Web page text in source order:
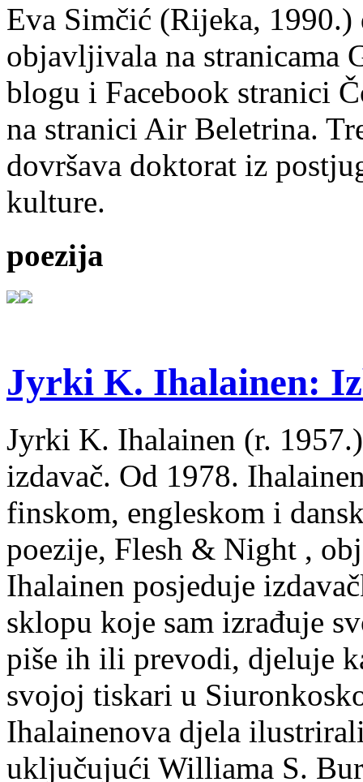
Eva Simčić (Rijeka, 1990.)
objavljivala na stranicama
blogu i Facebook stranici
na stranici Air Beletrina.
dovršava doktorat iz
kulture.
poezija
Jyrki K. Ihalainen:
Jyrki K. Ihalainen (r.
izdavač. Od 1978.
finskom, engleskom i
poezije, Flesh & Night ,
Ihalainen posjeduje
sklopu koje sam izrađuje
piše ih ili prevodi, djeluje
svojoj tiskari u
Ihalainenova djela
uključujući Williama S.